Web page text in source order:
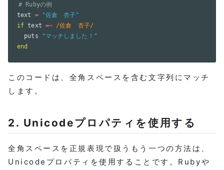
# Rubyの例
text =
"佐倉　杏子"
if text =~ /佐倉　杏子/
  puts
"マッチしました！"
end
このコードは、全角スペースを含む文字列にマッチ
します。
2. Unicodeプロパティを使用する
全角スペースを正規表現で扱うもう一つの方法は、
Unicodeプロパティを使用することです。Rubyや